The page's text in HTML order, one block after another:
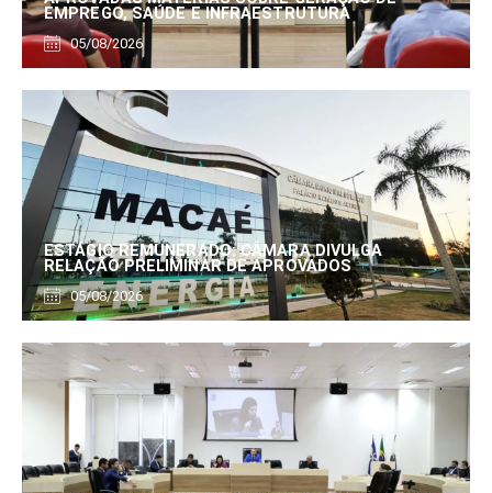
EMPREGO, SAÚDE E INFRAESTRUTURA
05/08/2026
ESTÁGIO REMUNERADO: CÂMARA DIVULGA
RELAÇÃO PRELIMINAR DE APROVADOS
05/08/2026